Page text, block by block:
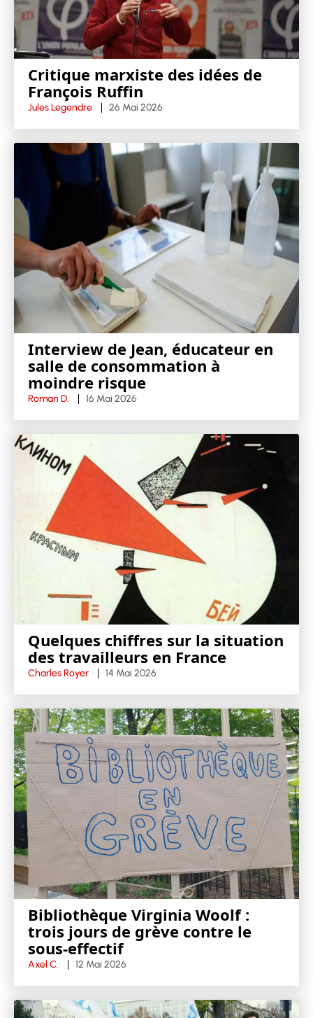
Critique marxiste des idées de
François Ruffin
Jules Legendre 26 Mai 2026
Interview de Jean, éducateur en
salle de consommation à
moindre risque
Roman D. 16 Mai 2026
Quelques chiffres sur la situation
des travailleurs en France
Charles Royer 14 Mai 2026
Bibliothèque Virginia Woolf :
trois jours de grève contre le
sous-effectif
Axel C. 12 Mai 2026